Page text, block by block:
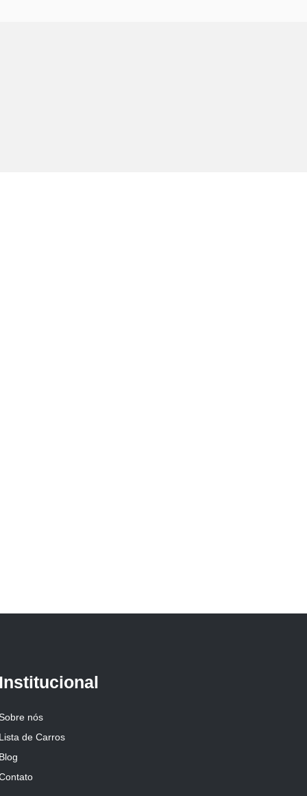
Institucional
nós
Lista de Carros
Blog